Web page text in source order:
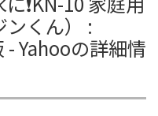
くん） :
Yahooの詳細情